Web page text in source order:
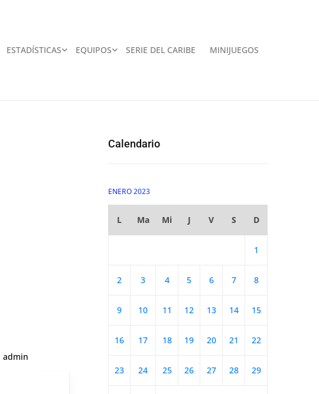
ESTADÍSTICAS EQUIPOS SERIE DEL CARIBE MINIJUEGOS
admin
Calendario
ENERO 2023
L Ma Mi J V S D
1
2 3 4 5 6 7 8
9 10 11 12 13 14 15
16 17 18 19 20 21 22
23 24 25 26 27 28 29